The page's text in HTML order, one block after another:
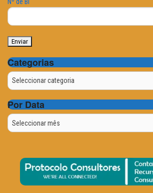
Categorias
Categorias
Por Data
Por
Data